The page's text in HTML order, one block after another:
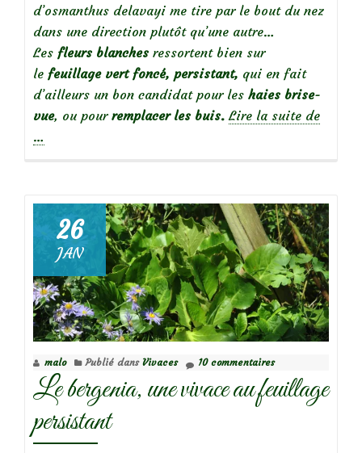
d’osmanthus delavayi me tire par le bout du nez
dans une direction plutôt qu’une autre…
Les fleurs blanches ressortent bien sur
le feuillage vert foncé, persistant, qui en fait
d’ailleurs un bon candidat pour les haies brise-
vue, ou pour remplacer les buis. Lire la suite deà
de
…
26
JAN
malo Publié dans Vivaces 10 commentaires
Le bergenia, une vivace au feuillage
persistant